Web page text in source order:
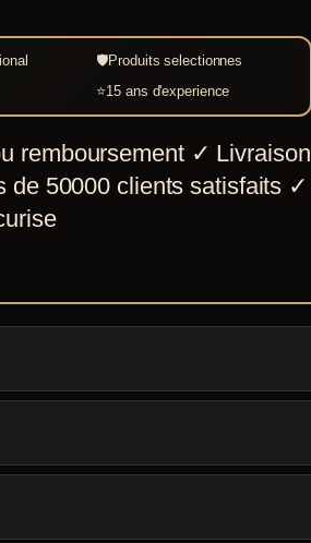
🛡Produits selectionnes
⭐15 ans d'experience
remboursement ✓ Livraison
de 50000 clients satisfaits ✓